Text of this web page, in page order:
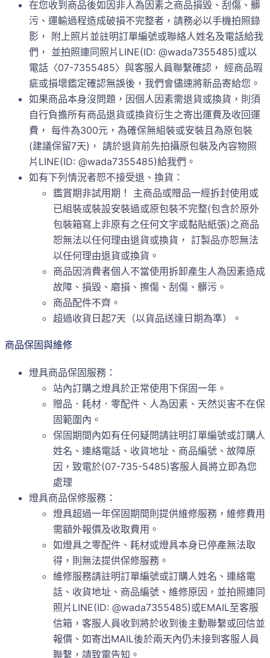
在您收到商品後如因非人為因素之商品損毀、刮傷、髒
污、運輸過程造成破損不完整者，請務必以手機拍照錄
影， 附上照片並註明訂單編號或聯絡人姓名及電話給我
們， 並拍照連同照片LINE(ID: @wada7355485)或以
電話〈07-7355485〉與客服人員聯繫確認， 經商品瑕
疵或損壞鑑定確認無誤後，我們會儘速將新品寄給您。
如果商品本身沒問題，因個人因素需退貨或換貨，則須
自行負擔所有商品退貨或換貨衍生之寄出運費及收回運
費， 每件為300元，為確保無組裝或安裝且為原包裝
(建議保留7天)， 請於退貨前先拍攝原包裝及內容物照
片LINE(ID: @wada7355485)給我們。
如有下列情況者恕不接受退、換貨：
鑑賞期非試用期！ 主商品或贈品一經拆封使用或
已組裝或裝設安裝過或原包裝不完整(包含於原外
包裝箱寫上非原有之任何文字或黏貼紙張)之商品
恕無法以任何理由退貨或換貨， 訂製品亦恕無法
以任何理由退貨或換貨。
商品因消費者個人不當使用拆卸產生人為因素造成
故障、損毀、磨損、擦傷、刮傷、髒污。
商品配件不齊。
超過收貨日起7天（以貨品送達日期為準）。
商品保固與維修
燈具商品保固服務：
站內訂購之燈具於正常使用下保固一年。
贈品．耗材．零配件、人為因素、天然災害不在保
固範圍內。
保固期間內如有任何疑問請註明訂單編號或訂購人
姓名、連絡電話、收貨地址、商品編號、故障原
因，致電於(07-735-5485)客服人員將立即為您
處理
燈具商品保修服務：
燈具超過一年保固期間則提供維修服務，維修費用
需額外報價及收取費用。
如燈具之零配件、耗材或燈具本身已停產無法取
得，則無法提供保修服務。
維修服務請註明訂單編號或訂購人姓名、連絡電
話、收貨地址、商品編號、維修原因，並拍照連同
照片LINE(ID: @wada7355485)或EMAIL至客服
信箱，客服人員收到將於收到後主動聯繫或回信並
報價、如寄出MAIL後於兩天內仍未接到客服人員
聯繫，請致電告知。